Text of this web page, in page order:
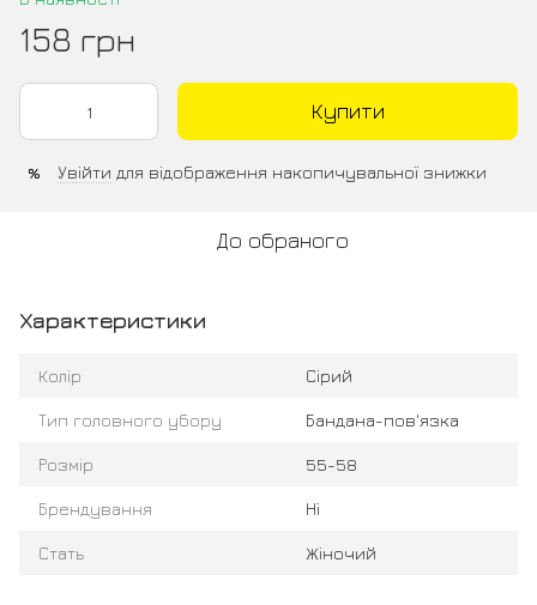
158 грн
Купити
% Увійти для відображення накопичувальної знижки
До обраного
Характеристики
Колір Сірий
Тип головного убору Бандана-пов'язка
Розмір 55-58
Брендування Ні
Стать Жіночий